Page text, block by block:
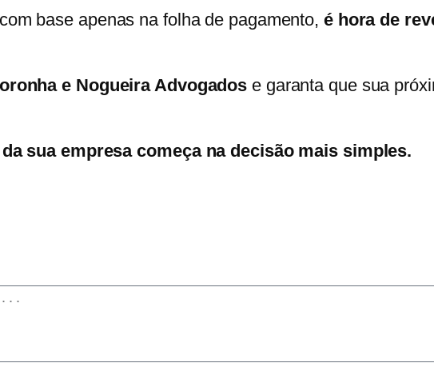
base apenas na folha de pagamento, é hora de
e Nogueira Advogados e garanta que sua
sua empresa começa na decisão mais simples.